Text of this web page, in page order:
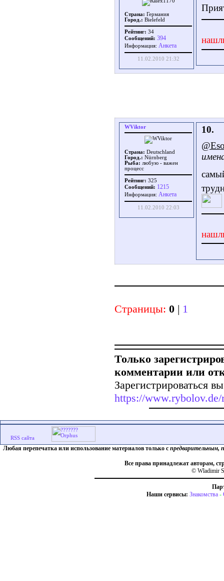
Страна: Германия
Город.: Bielefeld
Рейтинг: 34
Сообщений: 394
Информация: Aнкета
11.02.2010 21:32
WViktor
Страна: Deutschland
Город.: Nürnberg
Рыба: любую - важен
процесс
Рейтинг: 325
Сообщений: 1215
Информация: Aнкета
11.02.2010 22:03
10.
Страницы: 0 | 1
Только
комментарии или
Зарегистрироваться
https://www.rybolov.de/
Любая перепечатка или использование материалов только с предварительным,
Все права принадлежат авторам,
© Wladimir
Наши сервисы: Знакомства -